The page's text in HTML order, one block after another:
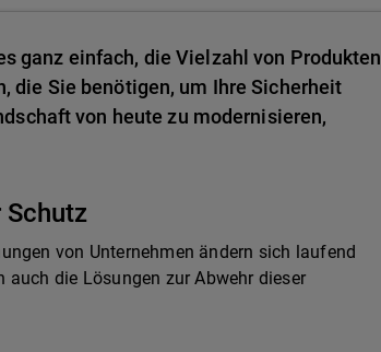
ganz einfach, die Vielzahl von Produkten
die Sie benötigen, um Ihre Sicherheit
von heute zu modernisieren,
Schutz
von Unternehmen ändern sich laufend
auch die Lösungen zur Abwehr dieser